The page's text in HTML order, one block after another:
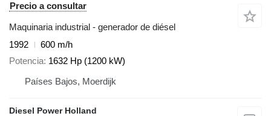
Precio a consultar
Maquinaria industrial - generador de diésel
1992
600 m/h
Potencia 1632 Hp (1200 kW)
Países Bajos, Moerdijk
Diesel Power Holland